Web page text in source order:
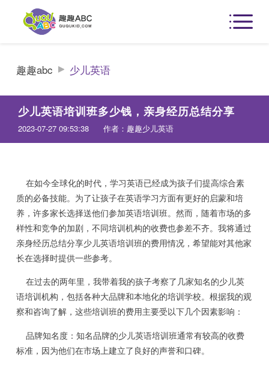
趣趣abc 少儿英语
少儿英语培训班多少钱，亲身经历总结分享
2023-07-27 09:53:38 作者：趣趣少儿英语
在如今全球化的时代，学习英语已经成为孩子们提高综合素
质的必备技能。为了让孩子在英语学习方面有更好的启蒙和培
养，许多家长选择送他们参加英语培训班。然而，随着市场的多
样性和竞争的加剧，不同培训机构的收费也参差不齐。我将通过
亲身经历总结分享少儿英语培训班的费用情况，希望能对其他家
长在选择时提供一些参考。
在过去的两年里，我带着我的孩子考察了几家知名的少儿英
语培训机构，包括各种大品牌和本地化的培训学校。根据我的观
察和咨询了解，这些培训班的费用主要受以下几个因素影响：
品牌知名度：知名品牌的少儿英语培训班通常有较高的收费
标准，因为他们在市场上建立了良好的声誉和口碑。